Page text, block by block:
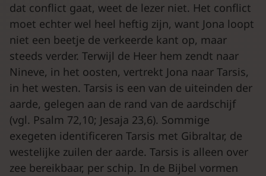
dat conflict gaat, weet de lezer niet. Het conflict
moet echter wel heel heftig zijn, want Jona loopt
niet een beetje de verkeerde kant op, maar
steeds verder. Terwijl de Heer hem zendt naar
Nineve, in het oosten, vertrekt Jona naar Tarsis,
in het westen. Tarsis is een van de uiteinden der
aarde, gelegen aan de rand van de aardschijf
(vgl. Psalm 72,10; Jesaja 23,6). Sommige
exegeten identificeren Tarsis met Gibraltar, de
westelijke zuilen der aarde. Tarsis is alleen over
zee bereikbaar, per schip. In de Bijbel vormen